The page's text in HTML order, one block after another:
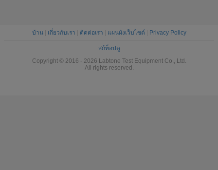
บ้าน| เกี่ยวกับเรา ติดต่อเรา แผนผังเว็บไซต์ Privacy Policy
สก์ท็อปดู
Copyright © 2016 - 2026 Labtone Test Equipment Co., Ltd.
All rights reserved.